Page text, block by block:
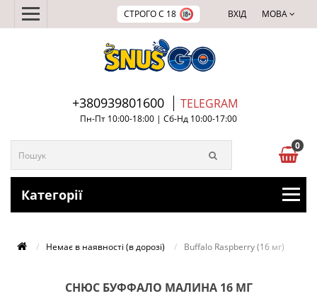
СТРОГО С 18 МОВА
ВХІД
+380939801600 TELEGRAM
Пн-Пт 10:00-18:00 | Сб-Нд 10:00-17:00
0
Категорії
Немає в наявності (в дорозі) Buffalo Raspberry (16 мг)
СНЮС БУФФАЛО МАЛИНА 16 МГ